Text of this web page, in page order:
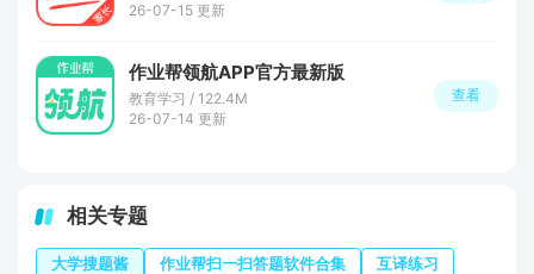
26-07-15 更新
作业帮领航APP官方最新版
教育学习 / 122.4M
26-07-14 更新
查看
相关专题
大学搜题酱 作业帮扫一扫答题软件合集 互译练习